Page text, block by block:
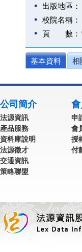
出版地區：
校院名稱：
頁 數：
基本資料 相
公司簡介
法源資訊
產品服務
資料庫說明
法源徵才
交通資訊
策略聯盟
申
會
授
付